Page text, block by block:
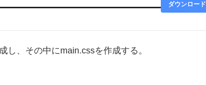
ダウンロード
し、その中にmain.cssを作成する。